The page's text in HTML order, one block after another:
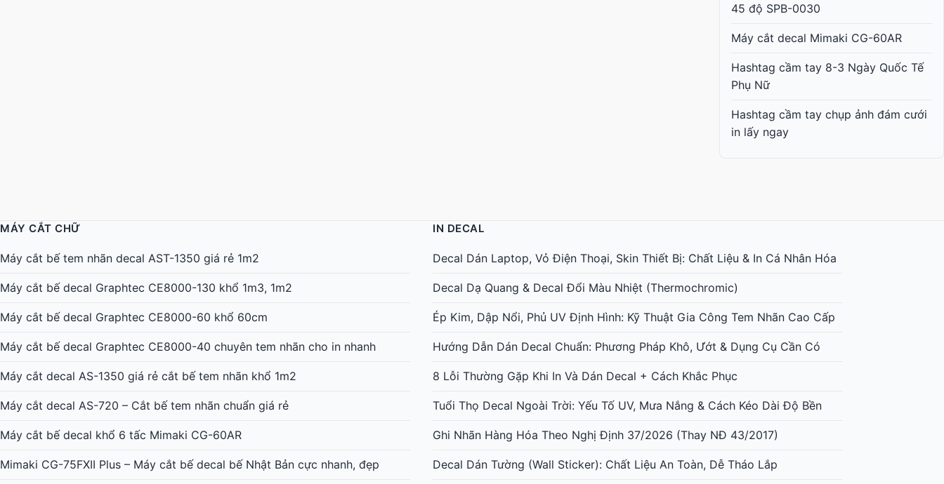
45 độ SPB-0030
Máy cắt decal Mimaki CG-60AR
Hashtag cầm tay 8-3 Ngày Quốc Tế
Phụ Nữ
Hashtag cầm tay chụp ảnh đám cưới
in lấy ngay
MÁY CẮT CHỮ
Máy cắt bế tem nhãn decal AST-1350 giá rẻ 1m2
Máy cắt bế decal Graphtec CE8000-130 khổ 1m3, 1m2
Máy cắt bế decal Graphtec CE8000-60 khổ 60cm
Máy cắt bế decal Graphtec CE8000-40 chuyên tem nhãn cho in nhanh
Máy cắt decal AS-1350 giá rẻ cắt bế tem nhãn khổ 1m2
Máy cắt decal AS-720 – Cắt bế tem nhãn chuẩn giá rẻ
Máy cắt bế decal khổ 6 tấc Mimaki CG-60AR
Mimaki CG-75FXII Plus – Máy cắt bế decal bế Nhật Bản cực nhanh, đẹp
IN DECAL
Decal Dán Laptop, Vỏ Điện Thoại, Skin Thiết Bị: Chất Liệu & In Cá Nhân Hóa
Decal Dạ Quang & Decal Đổi Màu Nhiệt (Thermochromic)
Ép Kim, Dập Nổi, Phủ UV Định Hình: Kỹ Thuật Gia Công Tem Nhãn Cao Cấp
Hướng Dẫn Dán Decal Chuẩn: Phương Pháp Khô, Ướt & Dụng Cụ Cần Có
8 Lỗi Thường Gặp Khi In Và Dán Decal + Cách Khắc Phục
Tuổi Thọ Decal Ngoài Trời: Yếu Tố UV, Mưa Nắng & Cách Kéo Dài Độ Bền
Ghi Nhãn Hàng Hóa Theo Nghị Định 37/2026 (Thay NĐ 43/2017)
Decal Dán Tường (Wall Sticker): Chất Liệu An Toàn, Dễ Tháo Lắp